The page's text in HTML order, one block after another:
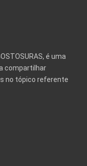
é uma
compartilhar
no tópico referente